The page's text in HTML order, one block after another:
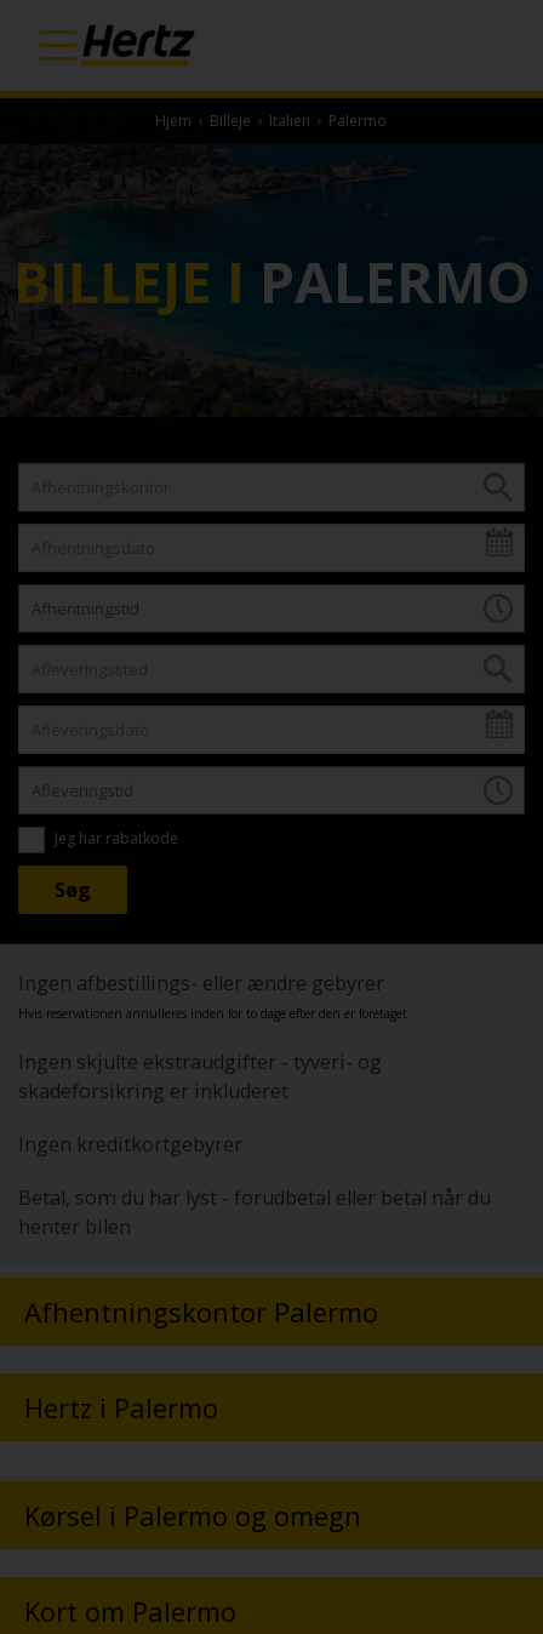
Hjem › Billeje › Italien › Palermo
BILLEJE I PALERMO
Jeg har rabatkode
Ingen afbestillings- eller ændre gebyrer
Hvis reservationen annulleres inden for to dage efter den er foretaget.
Ingen skjulte ekstraudgifter - tyveri- og
skadeforsikring er inkluderet
Ingen kreditkortgebyrer
Betal, som du har lyst - forudbetal eller betal når du
henter bilen
Afhentningskontor Palermo
Hertz i Palermo
Kørsel i Palermo og omegn
Kort om Palermo